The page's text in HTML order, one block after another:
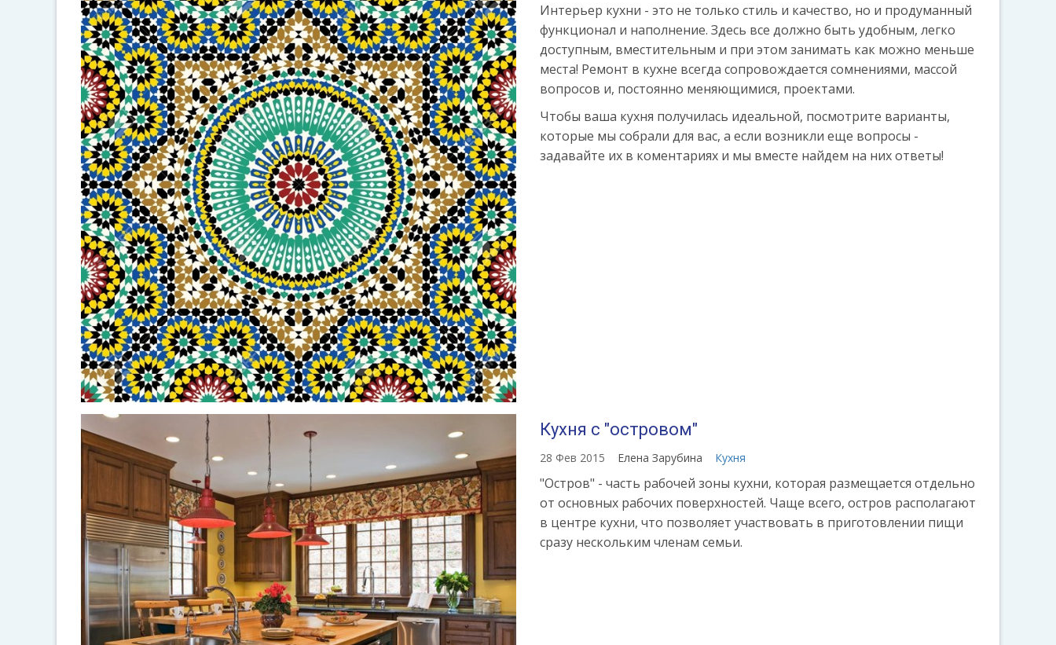
Интерьер кухни - это не только стиль и качество, но и продуманный
функционал и наполнение. Здесь все должно быть удобным, легко
доступным, вместительным и при этом занимать как можно меньше
места! Ремонт в кухне всегда сопровождается сомнениями, массой
вопросов и, постоянно меняющимися, проектами.
Чтобы ваша кухня получилась идеальной, посмотрите варианты,
которые мы собрали для вас, а если возникли еще вопросы -
задавайте их в коментариях и мы вместе найдем на них ответы!
Кухня с "островом"
28 Фев 2015 Елена Зарубина Кухня
"Остров" - часть рабочей зоны кухни, которая размещается отдельно
от основных рабочих поверхностей. Чаще всего, остров располагают
в центре кухни, что позволяет участвовать в приготовлении пищи
сразу нескольким членам семьи.